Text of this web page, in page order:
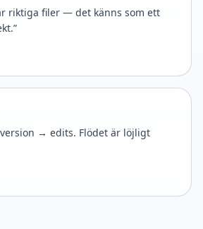
riktiga filer — det känns som ett
→ edits. Flödet är löjligt